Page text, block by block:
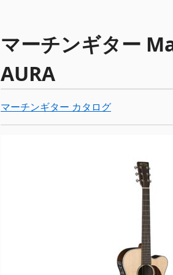
マーチンギター
AURA
マーチンギター カタログ